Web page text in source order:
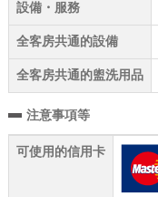
設備・服務
全客房共通的設備
全客房共通的盥洗用品
注意事項等
可使用的信用卡